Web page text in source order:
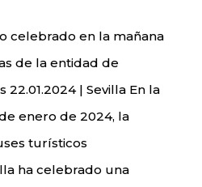
celebrado en la mañana
de la entidad de
| Sevilla En la
enero de 2024, la
turísticos
ha celebrado una